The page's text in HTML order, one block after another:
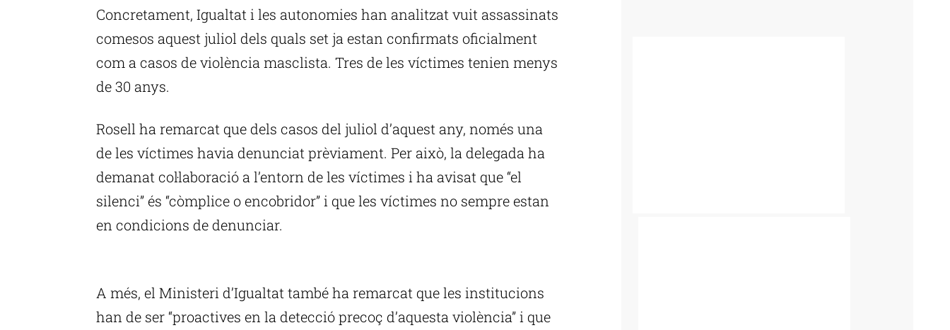
Concretament, Igualtat i les autonomies han analitzat vuit assassinats
comesos aquest juliol dels quals set ja estan confirmats oficialment
com a casos de violència masclista. Tres de les víctimes tenien menys
de 30 anys.
Rosell ha remarcat que dels casos del juliol d’aquest any, només una
de les víctimes havia denunciat prèviament. Per això, la delegada ha
demanat col·laboració a l’entorn de les víctimes i ha avisat que “el
silenci” és “còmplice o encobridor” i que les víctimes no sempre estan
en condicions de denunciar.
A més, el Ministeri d’Igualtat també ha remarcat que les institucions
han de ser “proactives en la detecció precoç d’aquesta violència” i que